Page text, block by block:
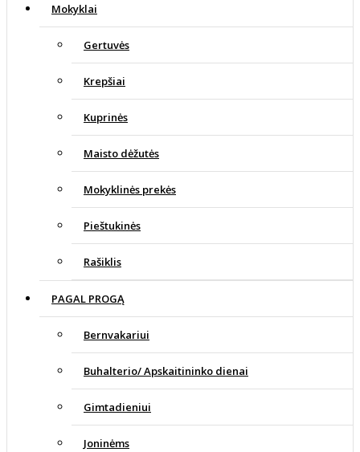
Mokyklai
Gertuvės
Krepšiai
Kuprinės
Maisto dėžutės
Mokyklinės prekės
Pieštukinės
Rašiklis
PAGAL PROGĄ
Bernvakariui
Buhalterio/ Apskaitininko dienai
Gimtadieniui
Joninėms